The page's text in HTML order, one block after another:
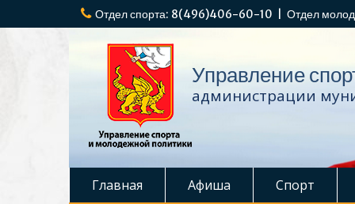
к
Отдел спорта: 8(496)406-60-10 | Отдел
Управление
администрации
Главная Афиша Спорт